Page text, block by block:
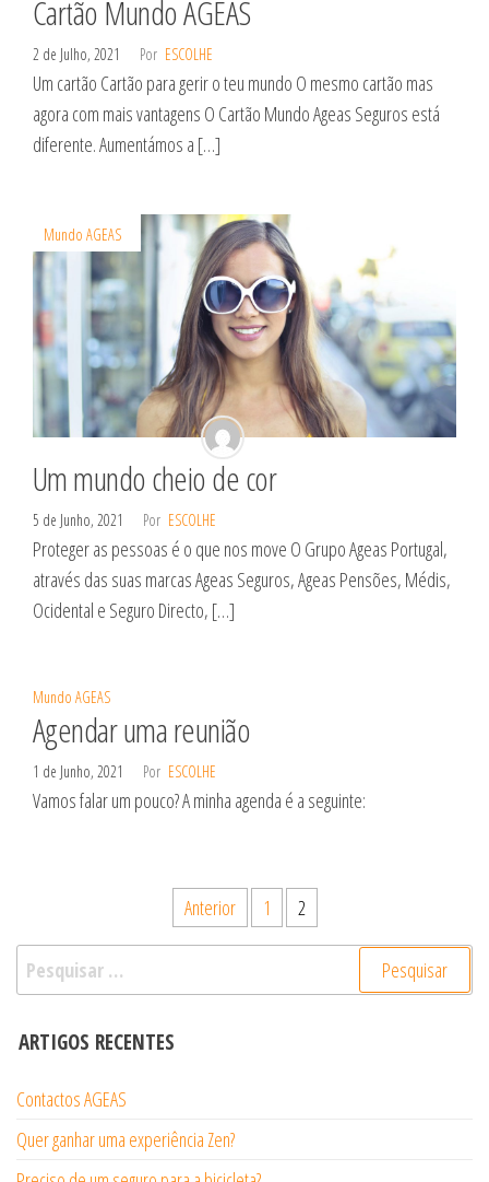
Cartão Mundo AGEAS
2 de Julho, 2021 Por ESCOLHE
Um cartão Cartão para gerir o teu mundo O mesmo cartão mas
agora com mais vantagens O Cartão Mundo Ageas Seguros está
diferente. Aumentámos a […]
Mundo AGEAS
Um mundo cheio de cor
5 de Junho, 2021 Por ESCOLHE
Proteger as pessoas é o que nos move O Grupo Ageas Portugal,
através das suas marcas Ageas Seguros, Ageas Pensões, Médis,
Ocidental e Seguro Directo, […]
Mundo AGEAS
Agendar uma reunião
1 de Junho, 2021 Por ESCOLHE
Vamos falar um pouco? A minha agenda é a seguinte:
dos
conteúdos
Anterior 1
2
Pesquisar
por:
ARTIGOS RECENTES
Contactos AGEAS
Quer ganhar uma experiência Zen?